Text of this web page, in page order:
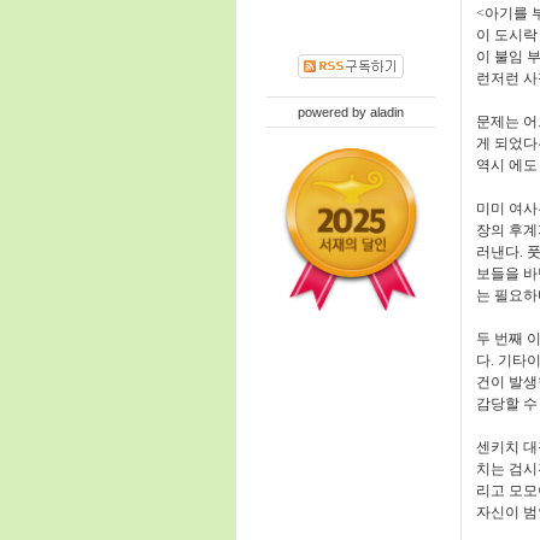
powered by aladin
<아기를
이 도시
이 불임
런저런
문제는
게 되었
역시 에
미미 여
장의 후
러낸다.
보들을
는 필요
두 번째
다. 기타
건이 발
감당할
센키치
치는 검
리고 모
자신이